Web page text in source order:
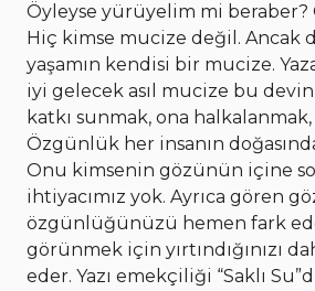
Öyleyse yürüyelim mi beraber?
Hiç kimse mucize değil. Ancak
yaşamın kendisi bir mucize.
iyi gelecek asıl mucize bu
katkı sunmak, ona
Özgünlük her insanın
Onu kimsenin gözünün içine
ihtiyacımız yok. Ayrıca gören
özgünlüğünüzü hemen fark
görünmek için yırtındığınızı
eder. Yazı emekçiliği “Saklı